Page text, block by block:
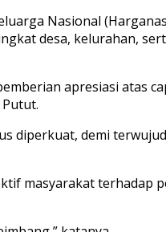
Nasional
desa, kelurahan,
apresiasi atas
diperkuat, demi
masyarakat terhadap